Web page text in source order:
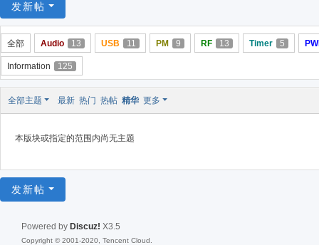
论
坛
发新帖
全部 Audio 13 USB 11 PM 9 RF 13 Timer 5
Information 125
全部主题 最新 热门 热帖 精华 更多
本版块或指定的范围内尚无主题
发新帖
Powered by Discuz! X3.5
Copyright © 2001-2020, Tencent Cloud.